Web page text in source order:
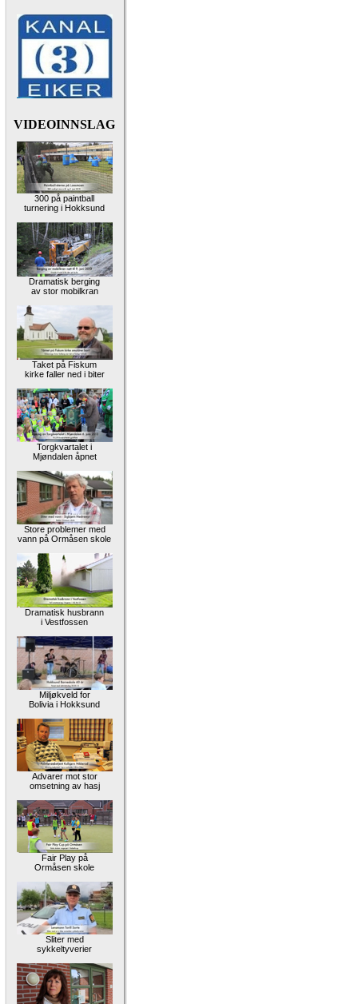
VIDEOINNSLAG
300 på paintball
turnering i Hokksund
Dramatisk berging
av stor mobilkran
Taket på Fiskum
kirke faller ned i biter
Torgkvartalet i
Mjøndalen åpnet
Store problemer med
vann på Ormåsen skole
Dramatisk husbrann
i Vestfossen
Miljøkveld for
Bolivia i Hokksund
Advarer mot stor
omsetning av hasj
Fair Play på
Ormåsen skole
Sliter med
sykkeltyverier